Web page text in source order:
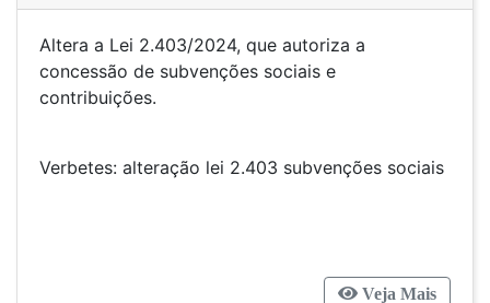
Altera a Lei 2.403/2024, que autoriza a
concessão de subvenções sociais e
contribuições.
Verbetes: alteração lei 2.403 subvenções sociais
Veja Mais